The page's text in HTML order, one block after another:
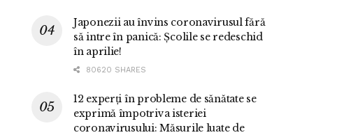
Japonezii au învins coronavirusul fără
să intre în panică: Școlile se redeschid
în aprilie!
80620 SHARES
12 experți în probleme de sănătate se
exprimă împotriva isteriei
coronavirusului: Măsurile luate de